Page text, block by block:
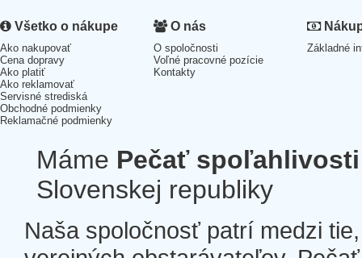
Všetko o nákupe
Ako nakupovať
Cena dopravy
Ako platiť
Ako reklamovať
Servisné strediská
Obchodné podmienky
Reklamačné podmienky
O nás
O spoločnosti
Voľné pracovné pozície
Kontakty
Základné
Máme Pečať spoľahlivosti
Slovenskej republiky
Naša spoločnosť patrí medzi